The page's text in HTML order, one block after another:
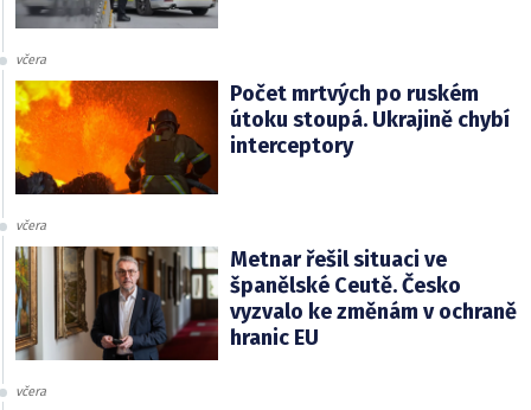
včera
Počet mrtvých po ruském
útoku stoupá. Ukrajině chybí
interceptory
včera
Metnar řešil situaci ve
španělské Ceutě. Česko
vyzvalo ke změnám v ochraně
hranic EU
včera